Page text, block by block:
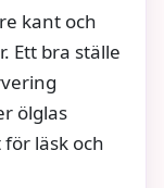
kant och
Ett bra ställe
ölglas
läsk och